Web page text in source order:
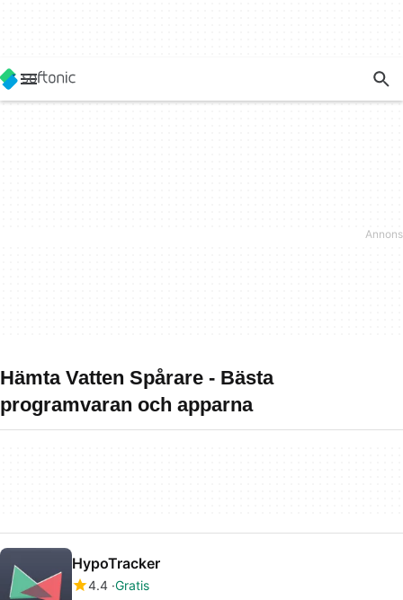
Hämta Vatten Spårare - Bästa
programvaran och apparna
HypoTracker
4.4 Gratis